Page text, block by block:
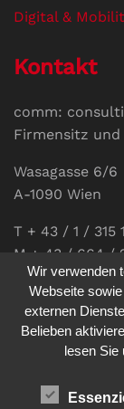
Digital &
Kontakt
comm:
Firmensitz
Wasagasse 6/6
A-1090 Wien
T + 43 / 1 / 315
M + 43 / 664 /
E-Mail:
Homepage:
UID: ATU 811
Sabine
Wir verwenden
Webseite
externen
Belieben
lesen Sie